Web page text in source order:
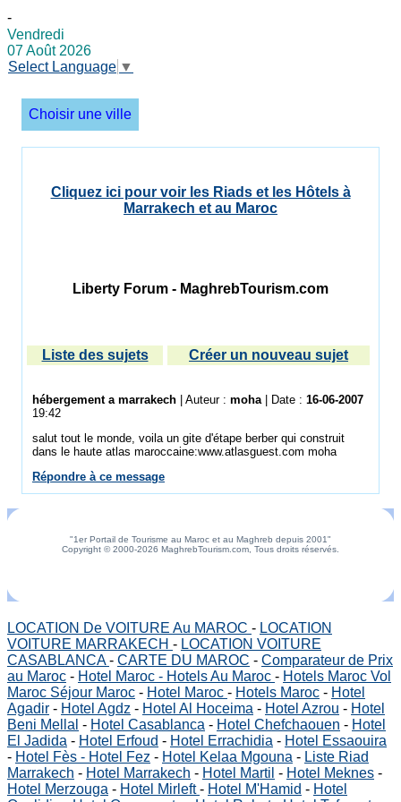
-
Vendredi
07 Août 2026
Select Language ▼
Choisir une ville
Cliquez ici pour voir les Riads et les Hôtels à
Marrakech et au Maroc
Liberty Forum - MaghrebTourism.com
Liste des sujets Créer un nouveau sujet
hébergement a marrakech | Auteur : moha| Date : 16-06-2007
19:42
salut tout le monde, voila un gite d'étape berber qui construit
dans le haute atlas maroccaine:www.atlasguest.com moha
Répondre à ce message
"1er Portail de Tourisme au Maroc et au Maghreb depuis 2001"
Copyright © 2000-2026 MaghrebTourism.com, Tous droits réservés.
LOCATION De VOITURE Au MAROC - LOCATION
VOITURE MARRAKECH - LOCATION VOITURE
CASABLANCA- CARTE DU MAROC - Comparateur de Prix
au Maroc - Hotel Maroc - Hotels Au Maroc - Hotels Maroc Vol
Maroc Séjour Maroc - Hotel Maroc - Hotels Maroc - Hotel
Agadir - Hotel Agdz - Hotel Al Hoceima - Hotel Azrou - Hotel
Beni Mellal - Hotel Casablanca - Hotel Chefchaouen - Hotel
El Jadida - Hotel Erfoud - Hotel Errachidia - Hotel Essaouira
- Hotel Fès - Hotel Fez - Hotel Kelaa Mgouna - Liste Riad
Marrakech - Hotel Marrakech - Hotel Martil - Hotel Meknes -
Hotel Merzouga - Hotel Mirleft- Hotel M'Hamid - Hotel